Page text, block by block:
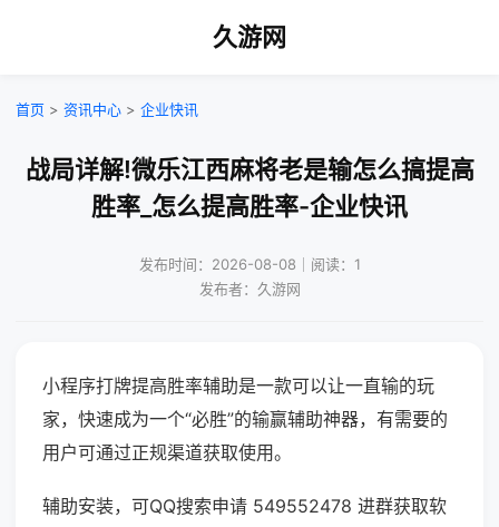
久游网
首页 > 资讯中心 > 企业快讯
战局详解!微乐江西麻将老是输怎么搞提高
胜率_怎么提高胜率-企业快讯
发布时间：2026-08-08｜阅读：1
发布者：久游网
小程序打牌提高胜率辅助是一款可以让一直输的玩
家，快速成为一个“必胜”的输赢辅助神器，有需要的
用户可通过正规渠道获取使用。
辅助安装，可QQ搜索申请 549552478 进群获取软